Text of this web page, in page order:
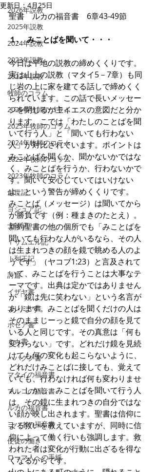
2026年説教
2025年説教
2024年説教
2023年説教
2022年説教
牧師のコラム
2026年牧師のコラム
2025年牧師のコラム
2024年牧師のコラム
2022年牧師のコラム
2023年牧師のコラム
創世記
ヨシュア記
士師記
Ⅰサムエル記
Ⅰ列王記
詩篇
イザヤ書
エレミヤ書
ホセア書
ミカ書
ハバクク書
マタイの福音書
マルコの福音書
ルカの福音書
ヨハネの福音書
使徒の働き
ローマ人への手紙
更新日： 4月25日
聖書　ルカの福音書　6章43-49節
１.　みことばを聞いて・・・
今日は平地の説教の締めくくりです。
実は山上の説教（マタイ5－7章）も同
じ岩の上に家を建てる話しで締めくく
られています。この話で長いメッセー
ジを閉じるが主イエスの意図だと分か
ります。こでは「わたしのことばを聞
いて行う人」と「聞いても行わない
人」が対比されています。ポイントは
みことばを聞くか、聞かないかではな
く、みことばを行うか、行わないかで
す。聞いて安心していてはいけない
よ、という警告が締めくくりです。
みことば（メッセージ）は聞いてから
が勝負です（例：種まきのたとえ）。
新約聖書の他の個所でも「みことばを
聞いても行わな人がいるなら、その人
は生まれつきの顔を鏡で眺める人のよ
うです」（ヤコブ1:23）と言及されて
いて、みことばを行うことは大事なテ
ーマです。出典は定かではありません
が「鏡は先に笑わない」という名言が
あります。みことばを聞くだけの人は
そのままじーっと鏡で自分の顔を見て
いる人と同じです。その真意は「何も
変わらない」です。どれだけ鏡を見続
けても何の変化も起こらないように、
どれだけみことばに接しても、覚えて
いても、行わなければ何も変わりませ
ん。しかし、みことばを聞いて行う人
は、その鏡に生まれつきの自分ではな
い顔が映し出されます。聖書は信仰に
よる救いを教えていますが、同時に信
仰によって働く行いも強調します。救
われた者は変化が行動に出ざるを得な
くなるからです。